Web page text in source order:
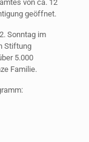
von ca. 12
geöffnet.
Sonntag im
Stiftung
5.000
Familie.